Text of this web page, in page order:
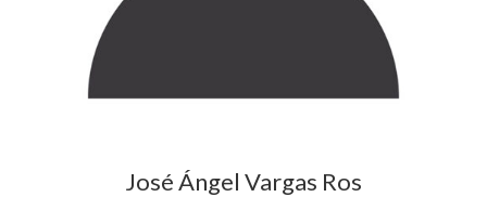
José Ángel Vargas Ros